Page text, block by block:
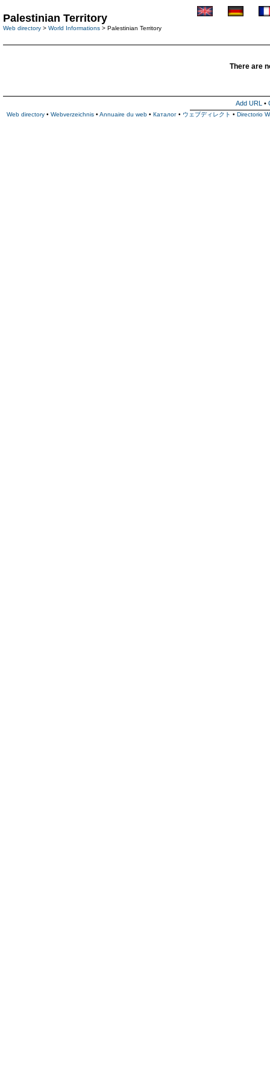
Palestinian Territory
Web directory > World Informations > Palestinian Territory
There are
Add URL •
Web directory • Webverzeichnis • Annuaire du web • Каталог • ウェブディレクト • Directorio